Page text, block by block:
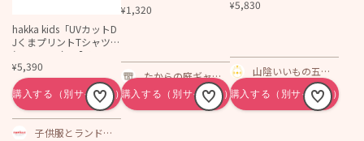
hakka kids「UVカットD
JくまプリントTシャツ」
(80-130cm） 【メール
便送料無料】
¥5,390
子供服とランドセ
¥1,320
たからの庭ギャラ
リー
プキンセット
¥5,830
山陰いいもの五つ